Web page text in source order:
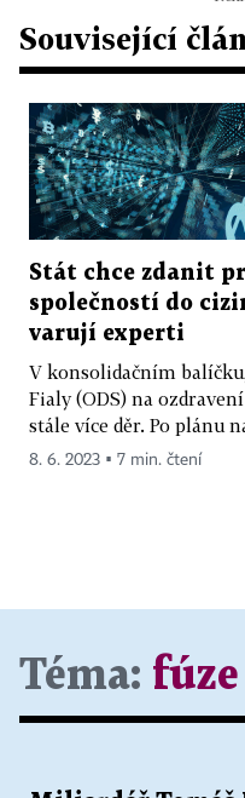
Související
Stát chce zdanit
společností do
varují experti
V konsolidačním
Fialy (ODS) na
stále více děr. Po plánu
8. 6. 2023 ▪ 7 min. čtení
Téma: